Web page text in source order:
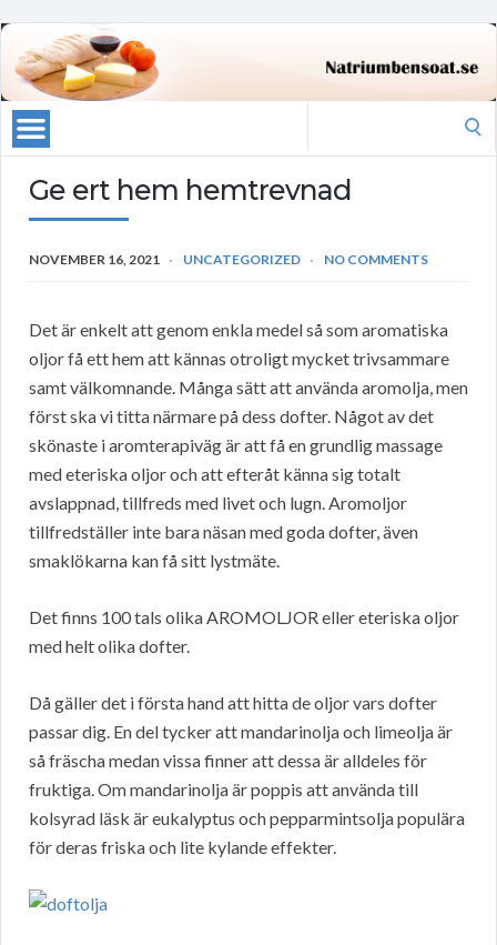
Ge ert hem hemtrevnad
NOVEMBER 16, 2021 UNCATEGORIZED NO COMMENTS
Det är enkelt att genom enkla medel så som aromatiska
oljor få ett hem att kännas otroligt mycket trivsammare
samt välkomnande. Många sätt att använda aromolja, men
först ska vi titta närmare på dess dofter. Något av det
skönaste i aromterapiväg är att få en grundlig massage
med eteriska oljor och att efteråt känna sig totalt
avslappnad, tillfreds med livet och lugn. Aromoljor
tillfredställer inte bara näsan med goda dofter, även
smaklökarna kan få sitt lystmäte.
Det finns 100 tals olika AROMOLJOR eller eteriska oljor
med helt olika dofter.
Då gäller det i första hand att hitta de oljor vars dofter
passar dig. En del tycker att mandarinolja och limeolja är
så fräscha medan vissa finner att dessa är alldeles för
fruktiga. Om mandarinolja är poppis att använda till
kolsyrad läsk är eukalyptus och pepparmintsolja populära
för deras friska och lite kylande effekter.